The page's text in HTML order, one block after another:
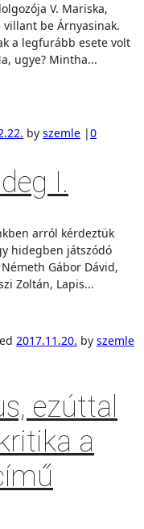
V. Mariska,
villant be Árnyasinak.
a legfurább esete volt
ugye? Mintha...
by szemle |0
I.
arról kérdeztük
hidegben játszódó
Gábor Dávid,
Zoltán, Lapis...
2017.11.20. by szemle
ezúttal
a